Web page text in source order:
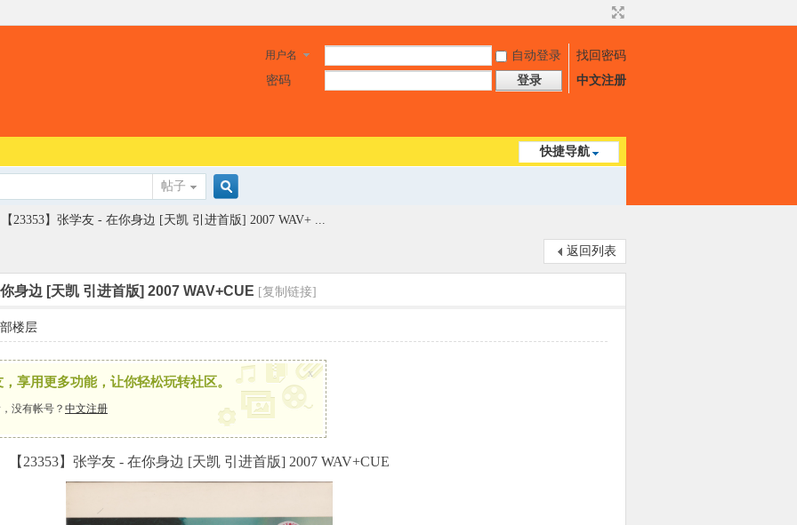
用户名 自动登录
找回密码
密码
登录 中文注册
快捷导航
帖子
搜
索
【23353】张学友 - 在你身边 [天凯 引进首版] 2007 WAV+ ...
返回列表
身边 [天凯 引进首版] 2007 WAV+CUE [复制链接]
楼层
享用更多功能，让你轻松玩转社区。
没有帐号？ 中文注册
x
【23353】张学友 - 在你身边 [天凯 引进首版] 2007 WAV+CUE